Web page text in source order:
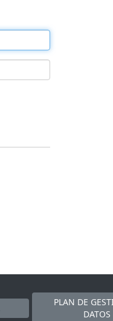
PLAN DE
DATOS